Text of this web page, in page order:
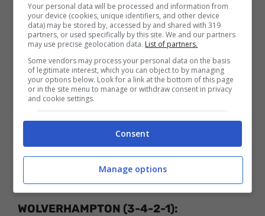
ARSENAL – WOLVES
E PROBABILI FORMAZIONI
ARSENAL (4-2-3-1):
Leno;
Bellerin, Holding, Gabriel, Tierney;
Nelson, Willock, Aubameyang;
WOLVERHAMPTON (3-4-2-1):
Your personal data will be processed and information from
your device (cookies, unique identifiers, and other device
data) may be stored by, accessed by and shared with 319
partners, or used specifically by this site. We and our partners
may use precise geolocation data. List of partners.
Some vendors may process your personal data on the basis
of legitimate interest, which you can object to by managing
your options below. Look for a link at the bottom of this page
or in the site menu to manage or withdraw consent in privacy
and cookie settings.
Consent
Manage options